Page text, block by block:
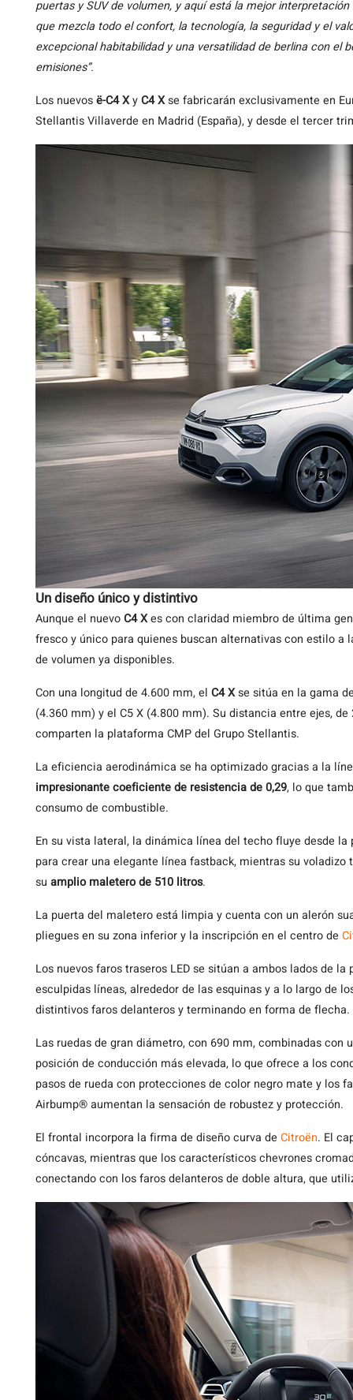
puertas y SUV de volumen, y aquí está la mejor
que mezcla todo el confort, la tecnología, la seguridad y el
excepcional habitabilidad y una versatilidad de berlina con el
emisiones”.
Los nuevosë-C4 XyC4 Xse fabricarán exclusivamente en
Stellantis Villaverde en Madrid (España), y desde el tercer
Un diseño único y distintivo
Aunque el nuevoC4 Xes con claridad miembro de última
fresco y único para quienes buscan alternativas con estilo
de volumen ya disponibles.
Con una longitud de 4.600 mm, el C4 Xse sitúa en la gama
(4.360 mm) y el C5 X (4.800 mm). Su distancia entre ejes,
comparten la plataforma CMP del Grupo Stellantis.
La eficiencia aerodinámica se ha optimizado gracias a la
impresionante coeficiente de resistencia de 0,29, lo que
consumo de combustible.
En su vista lateral, la dinámica línea del techo fluye desde
para crear una elegante línea fastback, mientras su
su amplio maletero de 510 litros.
La puerta del maletero está limpia y cuenta con un alerón
pliegues en su zona inferior y la inscripción en el centro de
Los nuevos faros traseros LED se sitúan a ambos lados de
esculpidas líneas, alrededor de las esquinas y a lo largo de
distintivos faros delanteros y terminando en forma de flecha.
Las ruedas de gran diámetro, con 690 mm, combinadas
posición de conducción más elevada, lo que ofrece a los
pasos de rueda con protecciones de color negro mate y los
Airbump® aumentan la sensación de robustez y protección.
El frontal incorpora la firma de diseño curva de Citroën. El
cóncavas, mientras que los característicos chevrones
conectando con los faros delanteros de doble altura, que